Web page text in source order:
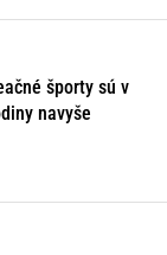
športy sú v
navyše